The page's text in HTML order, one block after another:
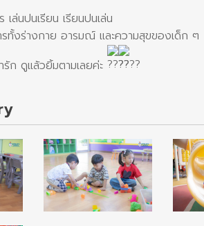
เล่นปนเรียน เรียนปนเล่น
ทั้งร่างกาย อารมณ์ และความสุขของเด็ก ๆ
ก ดูแล้วยิ้มตามเลยค่ะ